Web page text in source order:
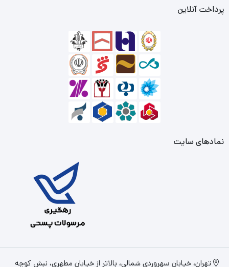
پرداخت آنلاین
نمادهای سایت
تهران، خیابان سهروردی شمالی، بالاتر از خیابان مطهری، نبش کوچه